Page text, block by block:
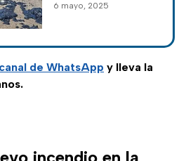
Bocas
petróleo por
aunado a la
suspensión de la
6 mayo, 2025
canal de WhatsApp y lleva la